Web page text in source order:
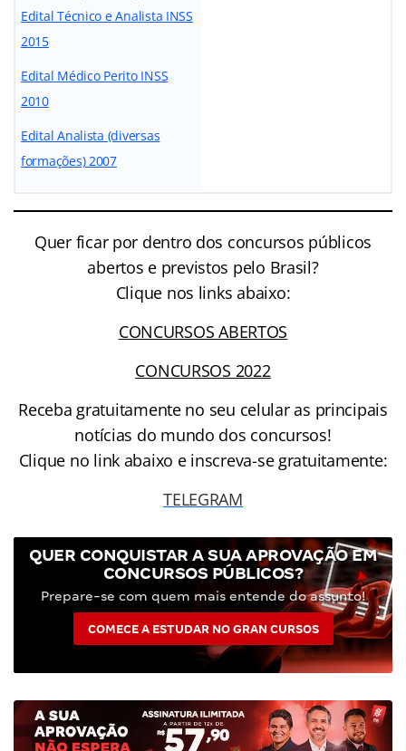
Edital Técnico e Analista INSS
2015
Edital Médico Perito INSS
2010
Edital Analista (diversas
formações) 2007
Quer ficar por dentro dos concursos públicos
abertos e previstos pelo Brasil?
Clique nos links abaixo:
CONCURSOS ABERTOS
CONCURSOS 2022
Receba gratuitamente no seu celular as principais
notícias do mundo dos concursos!
Clique no link abaixo e inscreva-se gratuitamente:
TELEGRAM
QUER CONQUISTAR A SUA APROVAÇÃO EM
CONCURSOS PÚBLICOS?
Prepare-se com quem mais entende do assunto!
COMECE A ESTUDAR NO GRAN CURSOS